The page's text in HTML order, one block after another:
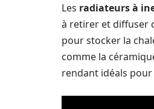
Les radiateurs à
à retirer et diffuser
pour stocker la
comme la
rendant idéals pour